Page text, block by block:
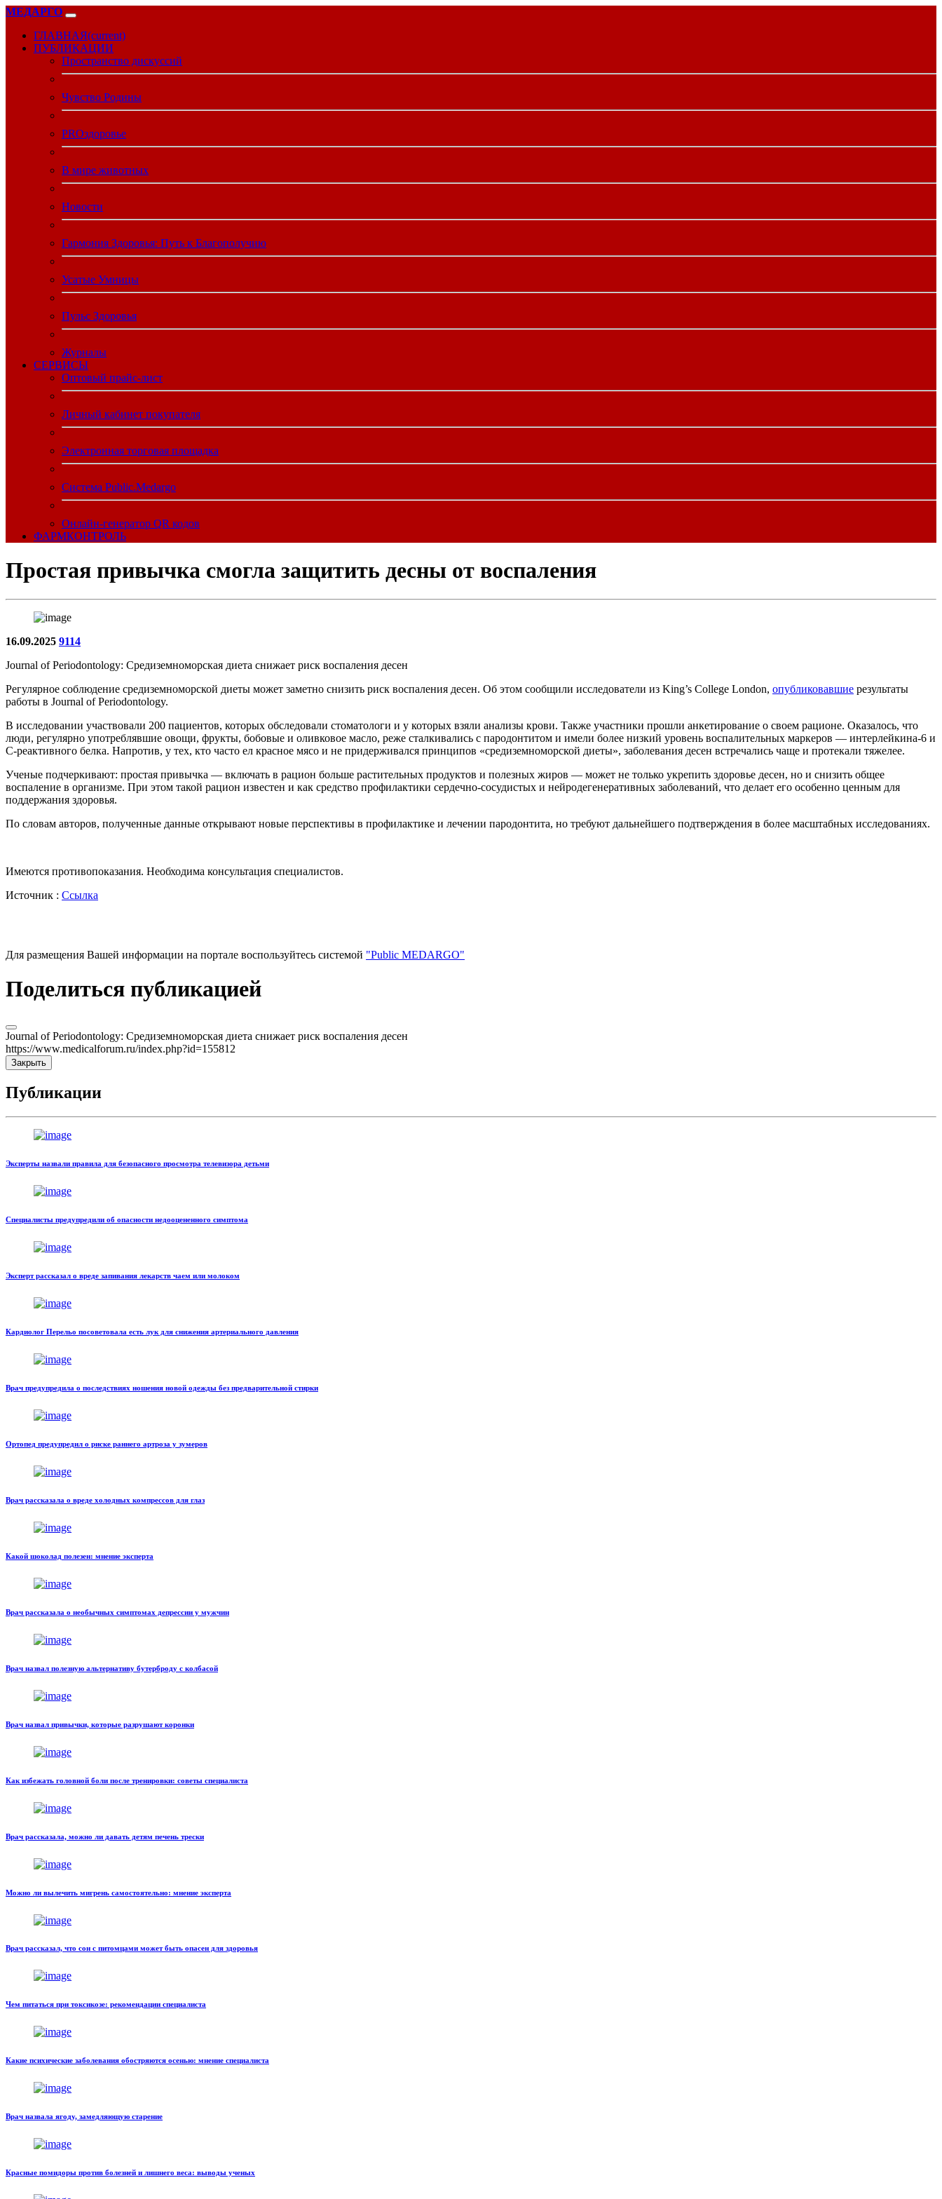
МЕДАРГО
ГЛАВНАЯ(current)
ПУБЛИКАЦИИ
Пространство дискуссий
Чувство Родины
PROздоровье
В мире животных
Новости
Гармония Здоровья: Путь к Благополучию
Усатые Умницы
Пульс Здоровья
Журналы
CЕРВИСЫ
Оптовый прайс-лист
Личный кабинет покупателя
Электронная торговая площадка
Система Public.Medargo
Онлайн-генератор QR кодов
ФАРМКОНТРОЛЬ
Простая привычка смогла защитить десны от воспаления
16.09.2025 9114
Journal of Periodontology: Средиземноморская диета снижает риск воспаления десен
Регулярное соблюдение средиземноморской диеты может заметно снизить риск воспаления десен. Об этом сообщили исследователи из King’s College London, опубликовавшие результаты
работы в Journal of Periodontology.
В исследовании участвовали 200 пациентов, которых обследовали стоматологи и у которых взяли анализы крови. Также участники прошли анкетирование о своем рационе. Оказалось, что
люди, регулярно употреблявшие овощи, фрукты, бобовые и оливковое масло, реже сталкивались с пародонтитом и имели более низкий уровень воспалительных маркеров — интерлейкина-6 и
С-реактивного белка. Напротив, у тех, кто часто ел красное мясо и не придерживался принципов «средиземноморской диеты», заболевания десен встречались чаще и протекали тяжелее.
Ученые подчеркивают: простая привычка — включать в рацион больше растительных продуктов и полезных жиров — может не только укрепить здоровье десен, но и снизить общее
воспаление в организме. При этом такой рацион известен и как средство профилактики сердечно-сосудистых и нейродегенеративных заболеваний, что делает его особенно ценным для
поддержания здоровья.
По словам авторов, полученные данные открывают новые перспективы в профилактике и лечении пародонтита, но требуют дальнейшего подтверждения в более масштабных исследованиях.
Имеются противопоказания. Необходима консультация специалистов.
Источник : Ссылка
Для размещения Вашей информации на портале воспользуйтесь системой "Public MEDARGO"
Поделиться публикацией
Journal of Periodontology: Средиземноморская диета снижает риск воспаления десен
https://www.medicalforum.ru/index.php?id=155812
Закрыть
Публикации
Эксперты назвали правила для безопасного просмотра телевизора детьми
Специалисты предупредили об опасности недооцененного симптома
Эксперт рассказал о вреде запивания лекарств чаем или молоком
Кардиолог Перельо посоветовала есть лук для снижения артериального давления
Врач предупредила о последствиях ношения новой одежды без предварительной стирки
Ортопед предупредил о риске раннего артроза у зумеров
Врач рассказала о вреде холодных компрессов для глаз
Какой шоколад полезен: мнение эксперта
Врач рассказала о необычных симптомах депрессии у мужчин
Врач назвал полезную альтернативу бутерброду с колбасой
Врач назвал привычки, которые разрушают коронки
Как избежать головной боли после тренировки: советы специалиста
Врач рассказала, можно ли давать детям печень трески
Можно ли вылечить мигрень самостоятельно: мнение эксперта
Врач рассказал, что сон с питомцами может быть опасен для здоровья
Чем питаться при токсикозе: рекомендации специалиста
Какие психические заболевания обостряются осенью: мнение специалиста
Врач назвала ягоду, замедляющую старение
Красные помидоры против болезней и лишнего веса: выводы ученых